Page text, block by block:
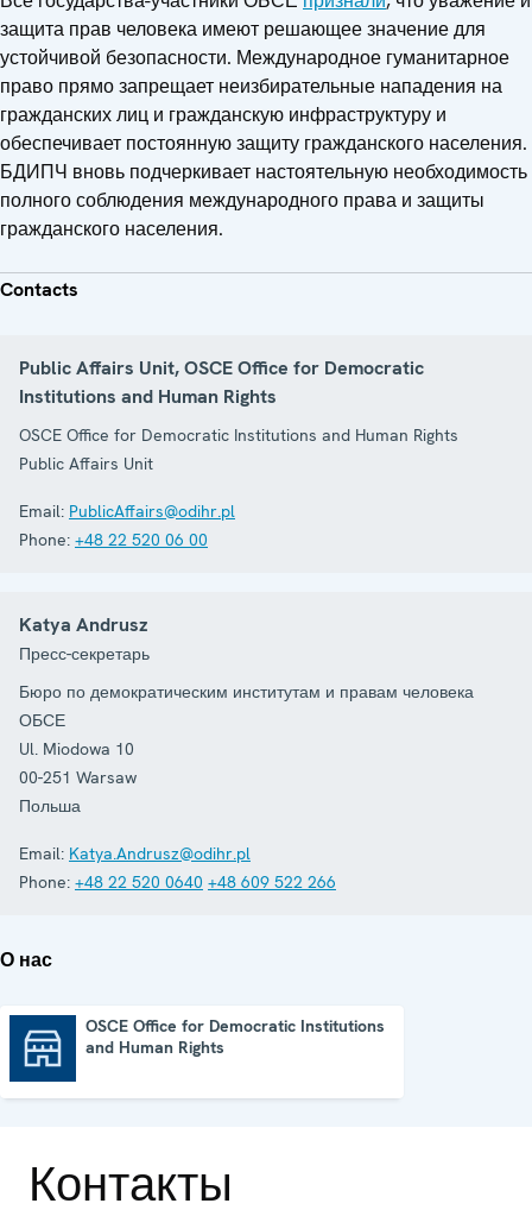
защита прав человека имеют решающее значение для
устойчивой безопасности. Международное гуманитарное
право прямо запрещает неизбирательные нападения на
гражданских лиц и гражданскую инфраструктуру и
обеспечивает постоянную защиту гражданского населения.
БДИПЧ вновь подчеркивает настоятельную необходимость
полного соблюдения международного права и защиты
гражданского населения.
Contacts
Public Affairs Unit, OSCE Office for Democratic
Institutions and Human Rights
OSCE Office for Democratic Institutions and Human Rights
Public Affairs Unit
Email: PublicAffairs@odihr.pl
Phone: +48 22 520 06 00
Katya Andrusz
Пресс-секретарь
Бюро по демократическим институтам и правам человека
ОБСЕ
Ul. Miodowa 10
00-251 Warsaw
Польша
Email: Katya.Andrusz@odihr.pl
Phone: +48 22 520 0640 +48 609 522 266
О нас
OSCE Office for Democratic Institutions
and Human Rights
Контакты